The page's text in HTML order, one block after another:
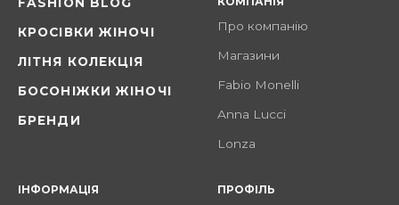
КРОСІВКИ ЖІНОЧІ
ЛІТНЯ КОЛЕКЦІЯ
БОСОНІЖКИ ЖІНОЧІ
БРЕНДИ
Про компанію
Магазини
Fabio Monelli
Anna Lucci
Lonza
ІНФОРМАЦІЯ ПРОФІЛЬ